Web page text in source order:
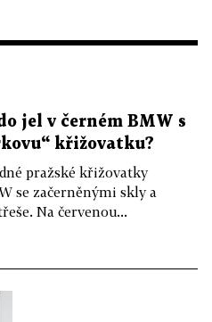
jel v černém BMW s
křižovatku?
pražské křižovatky
se začerněnými skly a
Na červenou...